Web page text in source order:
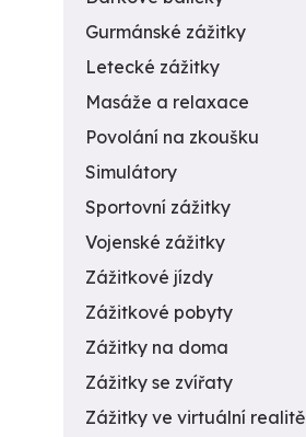
Gurmánské zážitky
Letecké zážitky
Masáže a relaxace
Povolání na zkoušku
Simulátory
Sportovní zážitky
Vojenské zážitky
Zážitkové jízdy
Zážitkové pobyty
Zážitky na doma
Zážitky se zvířaty
Zážitky ve virtuální realitě